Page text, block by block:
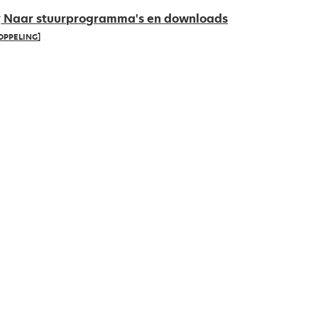
Naar stuurprogramma's en downloads